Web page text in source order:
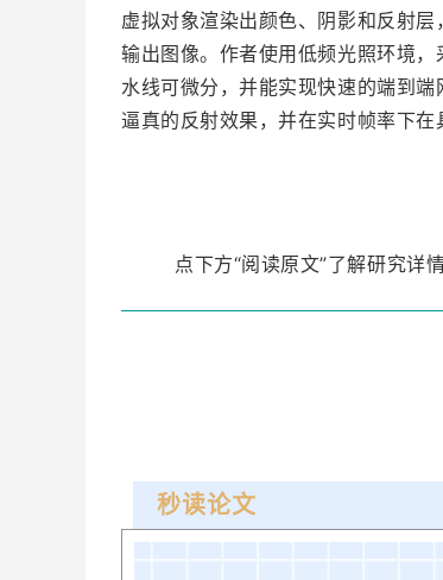
虚拟对象渲染出颜色、阴影和反射
输出图像。作者使用低频光照环境
水线可微分，并能实现快速的端到
逼真的反射效果，并在实时帧率下在
点下方“阅读原文”了解研究详
秒读论文